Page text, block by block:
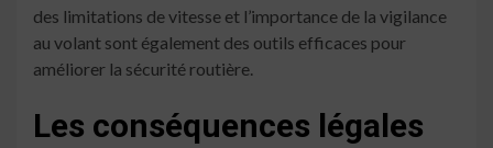
des limitations de vitesse et l’importance de la vigilance
au volant sont également des outils efficaces pour
améliorer la sécurité routière.
Les conséquences légales